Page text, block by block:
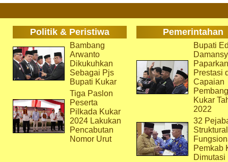
Politik & Peristiwa Pemerintahan
Bambang
Arwanto
Dikukuhkan
Sebagai Pjs
Bupati Kukar
Tiga Paslon
Peserta
Pilkada Kukar
2024 Lakukan
Pencabutan
Nomor Urut
Bupati
Paparkan
Prestasi
Capaian
Kukar
2022
32
Pemkab
Dimutasi